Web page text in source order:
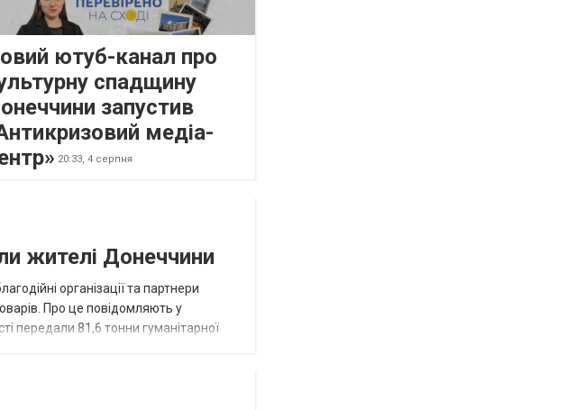
ютуб-канал про
спадщину
запустив
медіа-
20:33, 4 серпня
жителі Донеччини
організації та партнери
Про це повідомляють у
передали 81,6 тонни гуманітарної